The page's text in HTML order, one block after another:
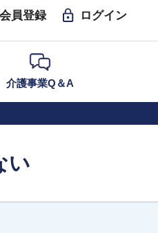
会員登録 ログイン
介護事業Q＆A
い